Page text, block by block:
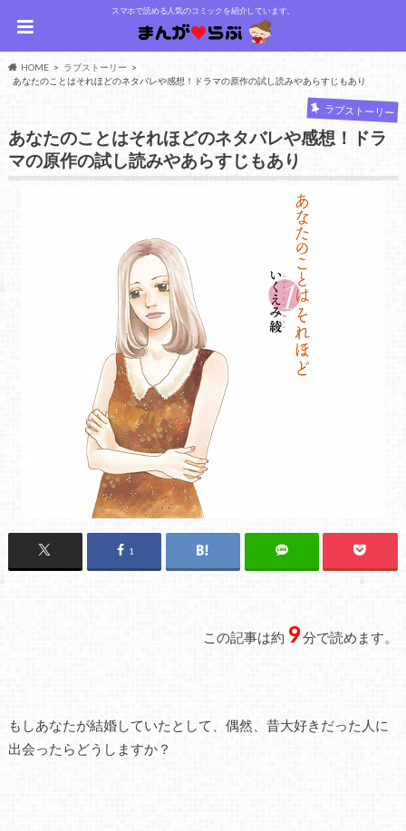
スマホで読める人気のコミックを紹介しています。
HOME
ラブストーリー
あなたのことはそれほどのネタバレや感想！ドラマの原作の試し読みやあらすじもあり
ラブストーリー
あなたのことはそれほどのネタバレや感想！ドラ
マの原作の試し読みやあらすじもあり
1
この記事は約 9分で読めます。
もしあなたが結婚していたとして、偶然、昔大好きだった人に
出会ったらどうしますか？